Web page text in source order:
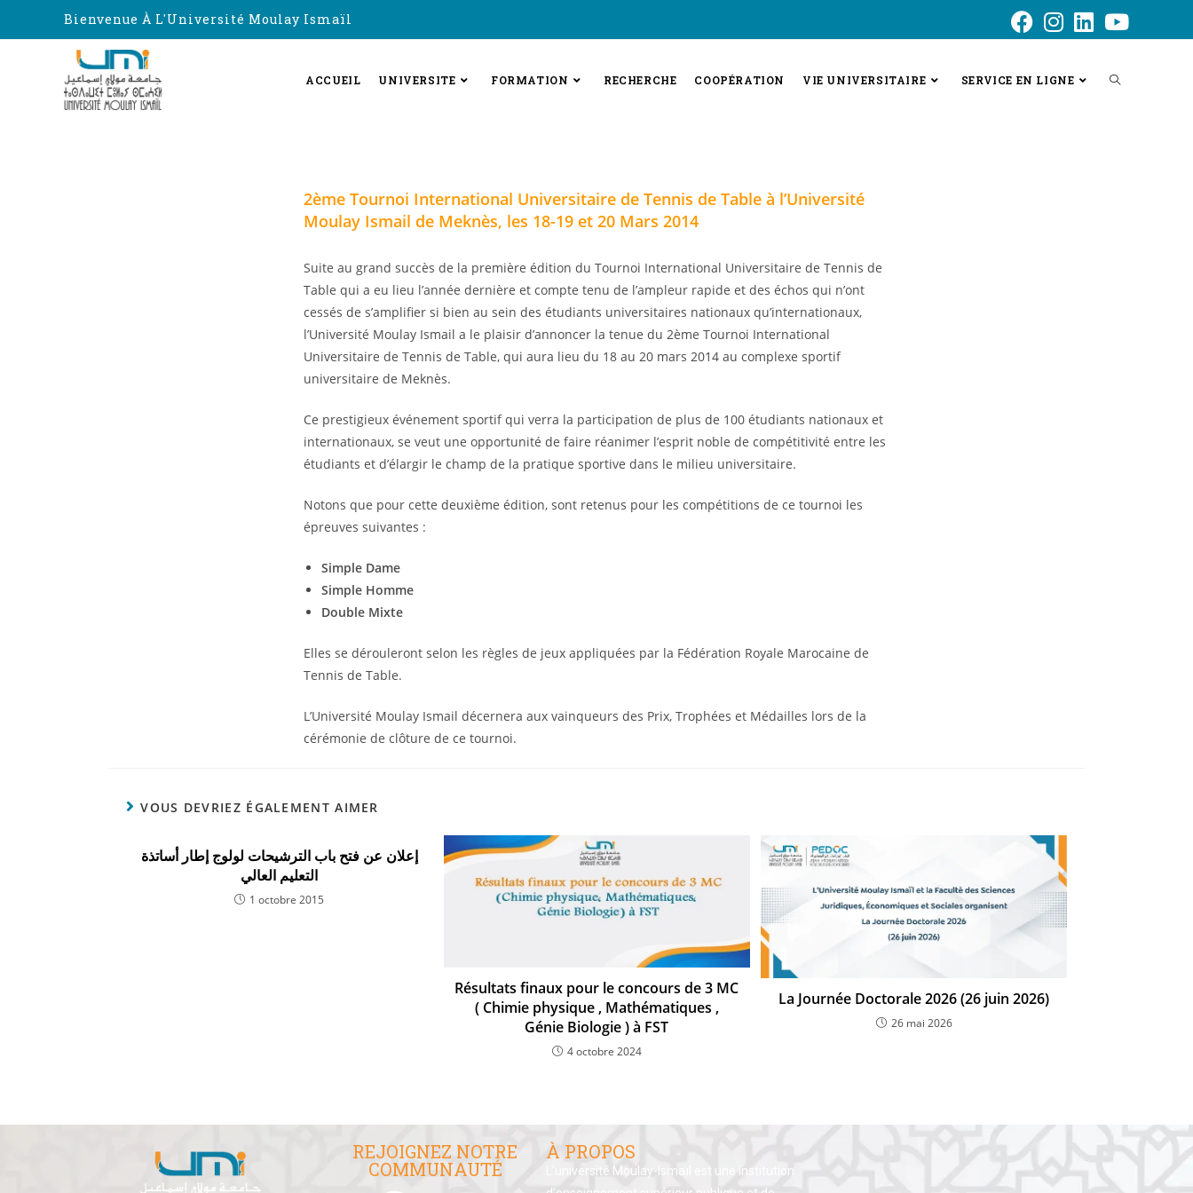
Bienvenue À L'Université Moulay Ismaïl
ACCUEIL UNIVERSITE FORMATION RECHERCHE COOPÉRATION VIE UNIVERSITAIRE SERVICE EN LIGNE
2ème Tournoi International Universitaire de Tennis de Table à l’Université
Moulay Ismail de Meknès, les 18-19 et 20 Mars 2014
Suite au grand succès de la première édition du Tournoi International Universitaire de Tennis de
Table qui a eu lieu l’année dernière et compte tenu de l’ampleur rapide et des échos qui n’ont
cessés de s’amplifier si bien au sein des étudiants universitaires nationaux qu’internationaux,
l’Université Moulay Ismail a le plaisir d’annoncer la tenue du 2ème Tournoi International
Universitaire de Tennis de Table, qui aura lieu du 18 au 20 mars 2014 au complexe sportif
universitaire de Meknès.
Ce prestigieux événement sportif qui verra la participation de plus de 100 étudiants nationaux et
internationaux, se veut une opportunité de faire réanimer l’esprit noble de compétitivité entre les
étudiants et d’élargir le champ de la pratique sportive dans le milieu universitaire.
Notons que pour cette deuxième édition, sont retenus pour les compétitions de ce tournoi les
épreuves suivantes :
Simple Dame
Simple Homme
Double Mixte
Elles se dérouleront selon les règles de jeux appliquées par la Fédération Royale Marocaine de
Tennis de Table.
L’Université Moulay Ismail décernera aux vainqueurs des Prix, Trophées et Médailles lors de la
cérémonie de clôture de ce tournoi.
VOUS DEVRIEZ ÉGALEMENT AIMER
إعلان عن فتح باب الترشيحات لولوج إطار أساتذة
التعليم العالي
1 octobre 2015
Résultats finaux pour le concours de 3 MC
( Chimie physique , Mathématiques ,
Génie Biologie ) à FST
4 octobre 2024
La Journée Doctorale 2026 (26 juin 2026)
26 mai 2026
REJOIGNEZ NOTRE
COMMUNAUTÉ
À PROPOS
L’université Moulay-Ismaïl est une institution